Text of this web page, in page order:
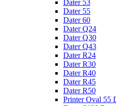
Dater 53
Dater 55
Dater 60
Dater Q24
Dater Q30
Dater Q43
Dater R24
Dater R30
Dater R40
Dater R45
Dater R50
Printer Oval 55